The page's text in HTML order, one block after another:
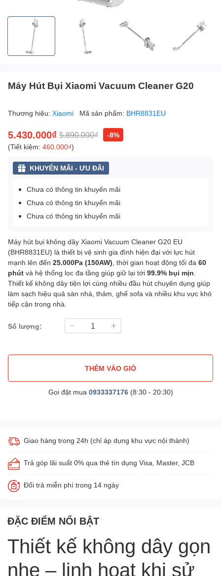
Máy Hút Bụi Xiaomi Vacuum Cleaner G20
Thương hiệu: Xiaomi Mã sản phẩm: BHR8831EU
5.430.000₫ 5.890.000₫
-8%
(Tiết kiệm: 460.000₫)
KHUYẾN MÃI - ƯU ĐÃI
Chưa có thông tin khuyến mãi
Chưa có thông tin khuyến mãi
Chưa có thông tin khuyến mãi
Máy hút bụi không dây Xiaomi Vacuum Cleaner G20 EU
(BHR8831EU) là thiết bị vệ sinh gia đình hiện đại với lực hút
mạnh lên đến 25.000Pa (150AW) , thời gian hoạt động tối đa 60
phút và hệ thống lọc đa tầng giúp giữ lại tới 99.9% bụi mịn
Thiết kế không dây tiện lợi cùng nhiều đầu hút chuyên dụng giúp
làm sạch hiệu quả sàn nhà, thảm, ghế sofa và nhiều khu vực khó
tiếp cận trong nhà.
Số lượng:
THÊM VÀO GIỎ
Gọi đặt mua 0933337176(8:30 - 20:30)
Giao hàng trong 24h (chỉ áp dụng khu vực nội thành)
Trả góp lãi suất 0% qua thẻ tín dụng Visa, Master, JCB
Đổi trả miễn phí trong 14 ngày
ĐẶC ĐIỂM NỔI BẬT
Thiết kế không dây gọn
nhẹ – linh hoạt khi sử